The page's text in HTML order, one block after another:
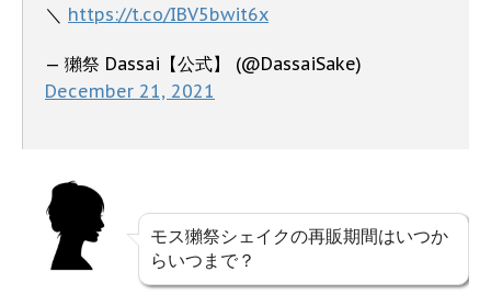
＼ https://t.co/IBV5bwit6x
— 獺祭 Dassai【公式】 (@DassaiSake)
December 21, 2021
モス獺祭シェイクの再販期間はいつか
らいつまで？